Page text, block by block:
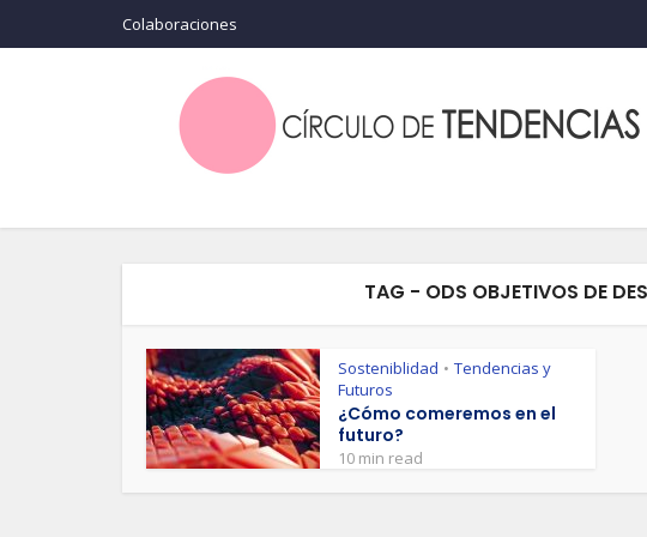
Colaboraciones
TAG - ODS OBJETIVOS DE
Sosteniblidad • Tendencias y
Futuros
¿Cómo comeremos en el
futuro?
10 min read